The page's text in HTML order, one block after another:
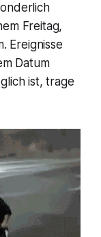
Freitag,
Ereignisse
Datum
ist, trage